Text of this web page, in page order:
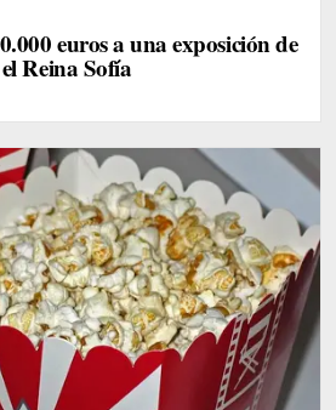
euros a una exposición de
Reina Sofía